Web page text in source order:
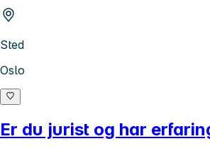
Sted
Oslo
Er du jurist og har